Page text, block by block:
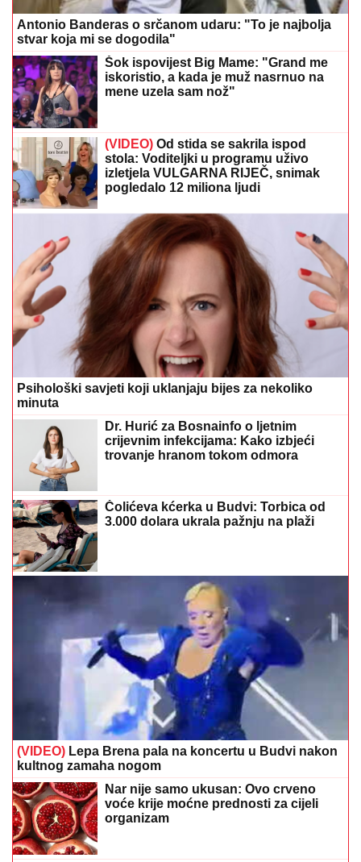
Antonio Banderas o srčanom udaru: "To je najbolja
stvar koja mi se dogodila"
Šok ispovijest Big Mame: "Grand me
iskoristio, a kada je muž nasrnuo na
mene uzela sam nož"
(VIDEO) Od stida se sakrila ispod
stola: Voditeljki u programu uživo
izletjela VULGARNA RIJEČ, snimak
pogledalo 12 miliona ljudi
Psihološki savjeti koji uklanjaju bijes za nekoliko
minuta
Dr. Hurić za Bosnainfo o ljetnim
crijevnim infekcijama: Kako izbjeći
trovanje hranom tokom odmora
Čolićeva kćerka u Budvi: Torbica od
3.000 dolara ukrala pažnju na plaži
(VIDEO) Lepa Brena pala na koncertu u Budvi nakon
kultnog zamaha nogom
Nar nije samo ukusan: Ovo crveno
voće krije moćne prednosti za cijeli
organizam